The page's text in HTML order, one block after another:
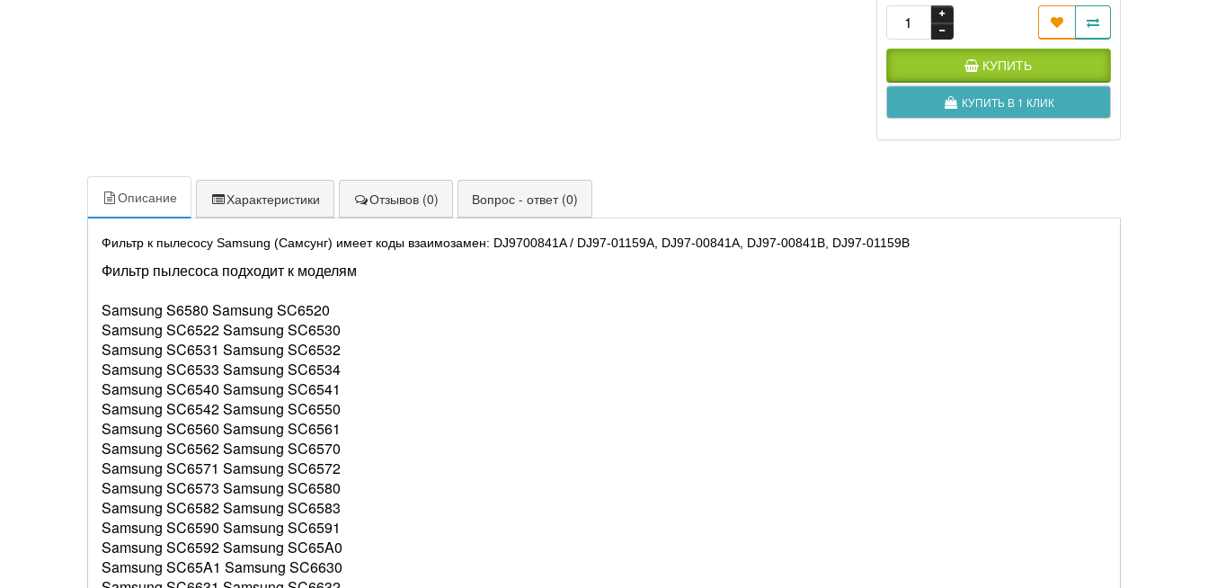
КУПИТЬ
КУПИТЬ В 1 КЛИК
Описание Характеристики Отзывов (0) Вопрос - ответ (0)
Фильтр к пылесосу Samsung (Самсунг) имеет коды взаимозамен: DJ9700841A / DJ97-01159A, DJ97-00841A, DJ97-00841B, DJ97-01159B
Фильтр пылесоса подходит к моделям
Samsung S6580 Samsung SC6520
Samsung SC6522 Samsung SC6530
Samsung SC6531 Samsung SC6532
Samsung SC6533 Samsung SC6534
Samsung SC6540 Samsung SC6541
Samsung SC6542 Samsung SC6550
Samsung SC6560 Samsung SC6561
Samsung SC6562 Samsung SC6570
Samsung SC6571 Samsung SC6572
Samsung SC6573 Samsung SC6580
Samsung SC6582 Samsung SC6583
Samsung SC6590 Samsung SC6591
Samsung SC6592 Samsung SC65A0
Samsung SC65A1 Samsung SC6630